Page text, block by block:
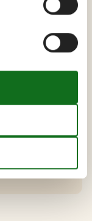
und
Prästö